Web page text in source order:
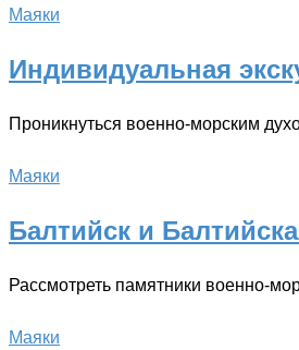
Маяки
Индивидуальная
Проникнуться военно-морским
Маяки
Балтийск и
Рассмотреть памятники военно-
Маяки